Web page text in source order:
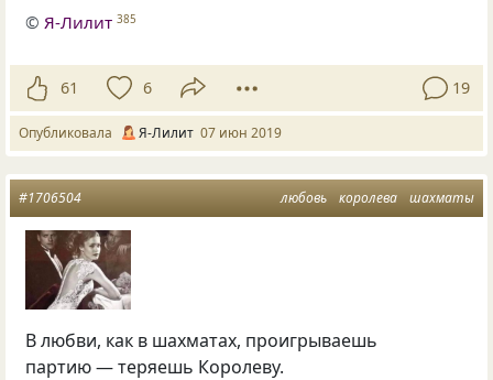
© Я-Лилит 385
61 6 19
Опубликовала Я-Лилит 07 июн 2019
любовь королева шахматы
#1706504
В любви, как в шахматах, проигрываешь
партию — теряешь Королеву.